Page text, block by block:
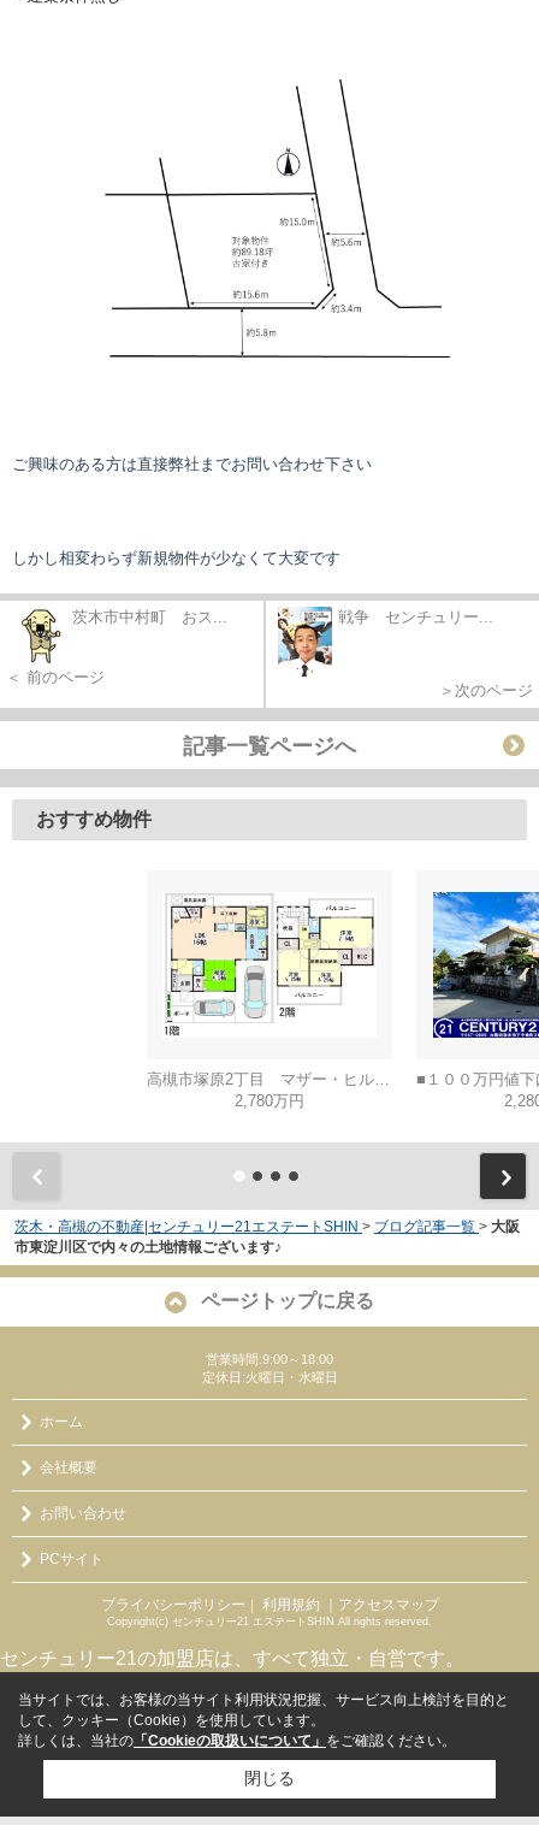
ご興味のある方は直接弊社までお問い合わせ下さい
しかし相変わらず新規物件が少なくて大変です
茨木市中村町 おス...
＜ 前のページ
戦争 センチュリー...
＞次のページ
記事一覧ページへ
おすすめ物件
2,780万円
茨木・高槻の不動産|センチュリー21エステートSHIN > ブログ記事一覧 > 大阪
市東淀川区で内々の土地情報ございます♪
ページトップに戻る
営業時間:9:00～18:00
定休日:火曜日・水曜日
ホーム
会社概要
お問い合わせ
PCサイト
プライバシーポリシー ｜ 利用規約 ｜アクセスマップ
Copyright(c) センチュリー21 エステートSHIN All rights reserved.
センチュリー21の加盟店は、すべて独立・自営です。
当サイトでは、お客様の当サイト利用状況把握、サービス向上検討を目的と
して、クッキー（Cookie）を使用しています。
詳しくは、当社の 「Cookieの取扱いについて」 をご確認ください。
閉じる